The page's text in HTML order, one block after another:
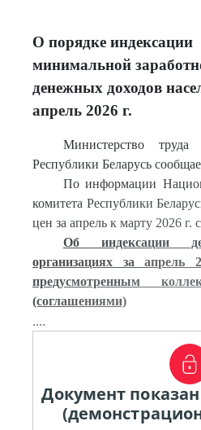
О порядке индексации
минимальной
денежных доходов
апрель 2026 г.
Министерство
Республики Беларусь
По информации
комитета Республики
цен за апрель к марту 2026 г.
Об индексации
организациях за апрель
предусмотренным
(соглашениями)
....
Документ